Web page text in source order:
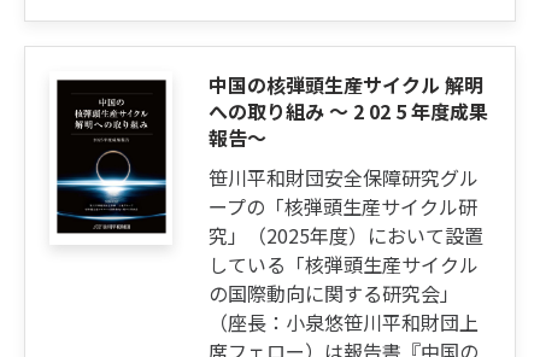
中国の核弾頭生産サイクル 解明
への取り組み ～ 2 02 5 年度成果
報告～
笹川平和財団安全保障研究グル
ープの「核弾頭生産サイクル研
究」（2025年度）において設置
している「核弾頭生産サイクル
の国際動向に関する研究会」
（座長：小泉悠笹川平和財団上
席フェロー）は報告書『中国の